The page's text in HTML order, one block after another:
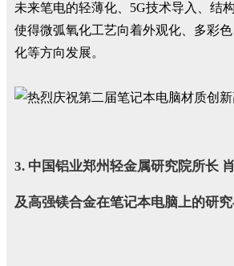
未来笔电的轻薄化、5G技术导入、结
使得微弧氧化工艺向着外观化、多彩
化等方向发展。
3. 中国铝业郑州轻金属研究院所长
及高强镁合金在笔记本电脑上的研究